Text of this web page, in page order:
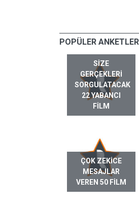
POPÜLER ANKETLER
SIZE
GERÇEKLERI
SORGULATACAK
22 YABANCI
FILM
ÇOK ZEKICE
MESAJLAR
VEREN 50 FILM